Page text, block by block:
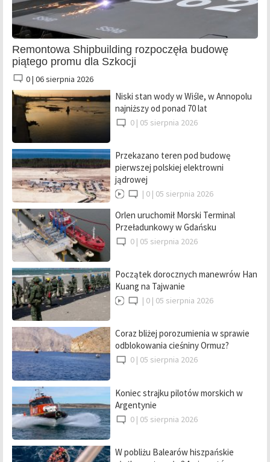
Remontowa Shipbuilding rozpoczęła budowę
piątego promu dla Szkocji
0 | 06 sierpnia 2026
Niski stan wody w Wiśle, w Annopolu
najniższy od ponad 70 lat
0 | 05 sierpnia 2026
Przekazano teren pod budowę
pierwszej polskiej elektrowni
jądrowej
| 0 | 05 sierpnia 2026
Orlen uruchomił Morski Terminal
Przeładunkowy w Gdańsku
0 | 05 sierpnia 2026
Początek dorocznych manewrów Han
Kuang na Tajwanie
| 0 | 05 sierpnia 2026
Coraz bliżej porozumienia w sprawie
odblokowania cieśniny Ormuz?
0 | 05 sierpnia 2026
Koniec strajku pilotów morskich w
Argentynie
0 | 05 sierpnia 2026
W pobliżu Balearów hiszpańskie